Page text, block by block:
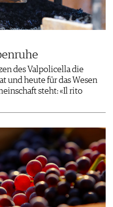
des Valpolicella die
und heute für das Wesen
steht: «Il rito